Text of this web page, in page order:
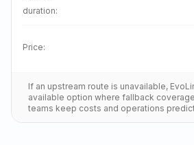
duration:
Price:
If an upstream route is unavailable,
available option where fallback
teams keep costs and operations